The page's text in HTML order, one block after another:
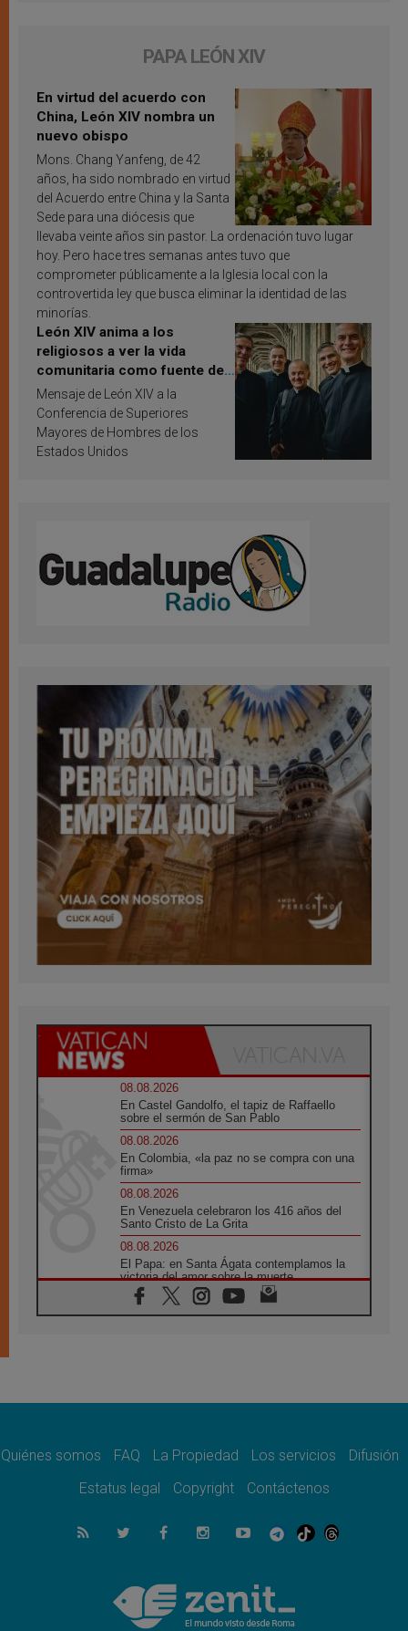
PAPA LEÓN XIV
En virtud del acuerdo con
China, León XIV nombra un
nuevo obispo
Mons. Chang Yanfeng, de 42
años, ha sido nombrado en virtud
del Acuerdo entre China y la Santa
Sede para una diócesis que
llevaba veinte años sin pastor. La ordenación tuvo lugar
hoy. Pero hace tres semanas antes tuvo que
comprometer públicamente a la Iglesia local con la
controvertida ley que busca eliminar la identidad de las
minorías.
León XIV anima a los
religiosos a ver la vida
comunitaria como fuente de
inspiración y santificación
Mensaje de León XIV a la
Conferencia de Superiores
Mayores de Hombres de los
Estados Unidos
08.08.2026
En Castel Gandolfo, el tapiz de Raffaello
sobre el sermón de San Pablo
08.08.2026
En Colombia, «la paz no se compra con una
firma»
08.08.2026
En Venezuela celebraron los 416 años del
Santo Cristo de La Grita
08.08.2026
El Papa: en Santa Ágata contemplamos la
victoria del amor sobre la muerte
08.08.2026
León XIV visitará el Santuario de la Madre
07.08.2026
07.08.2026
el compromiso del cristiano"
La matanza de niños en Gaza no cesa: 300
muertos en 300 días
Tagle: La guerra desfigura el mundo, solo la
revelación de Dios lo transfigura
Quiénes somos FAQ La Propiedad Los servicios
Difusión
Estatus legal
Copyright Contáctenos